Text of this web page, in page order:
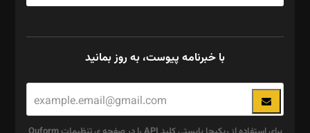
با خبرنامه پیوست، به روز بمانید